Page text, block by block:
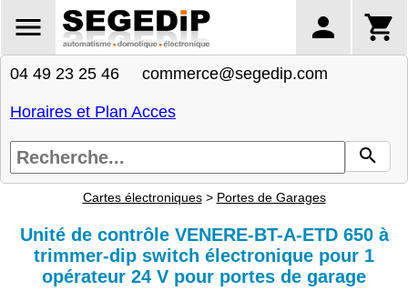
04 49 23 25 46 commerce@segedip.com
Horaires et Plan Acces
Cartes électroniques> Portes de Garages
Unité de contrôle VENERE-BT-A-ETD 650 à
trimmer-dip switch électronique pour 1
opérateur 24 V pour portes de garage